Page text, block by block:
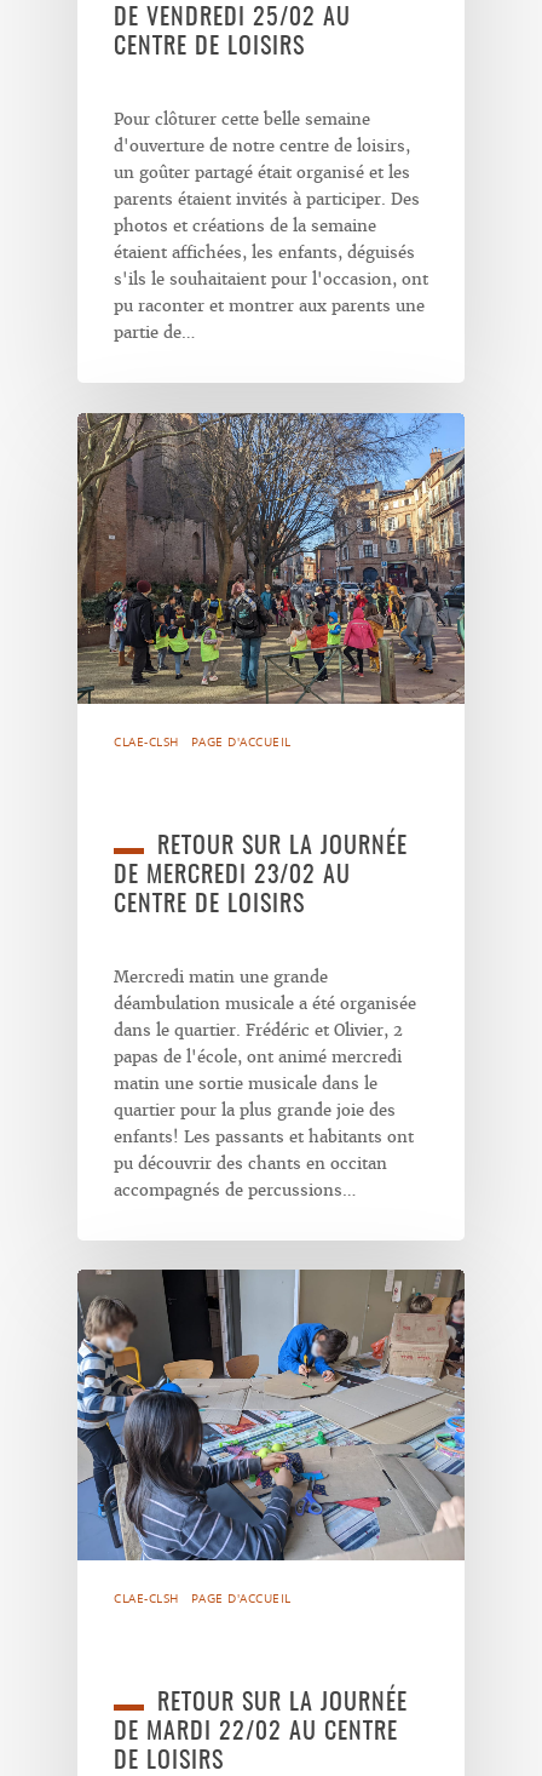
DE VENDREDI 25/02 AU
CENTRE DE LOISIRS
Pour clôturer cette belle semaine
d'ouverture de notre centre de loisirs,
un goûter partagé était organisé et les
parents étaient invités à participer. Des
photos et créations de la semaine
étaient affichées, les enfants, déguisés
s'ils le souhaitaient pour l'occasion, ont
pu raconter et montrer aux parents une
partie de…
CLAE-CLSH PAGE D'ACCUEIL
RETOUR SUR LA JOURNÉE
DE MERCREDI 23/02 AU
CENTRE DE LOISIRS
Mercredi matin une grande
déambulation musicale a été organisée
dans le quartier. Frédéric et Olivier, 2
papas de l'école, ont animé mercredi
matin une sortie musicale dans le
quartier pour la plus grande joie des
enfants! Les passants et habitants ont
pu découvrir des chants en occitan
accompagnés de percussions…
CLAE-CLSH PAGE D'ACCUEIL
RETOUR SUR LA JOURNÉE
DE MARDI 22/02 AU CENTRE
DE LOISIRS